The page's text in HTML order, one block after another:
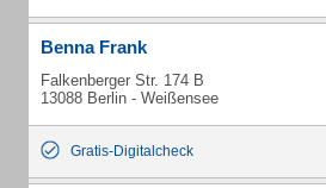
Benna Frank
Falkenberger Str. 174 B
13088 Berlin - Weißensee
Gratis-Digitalcheck